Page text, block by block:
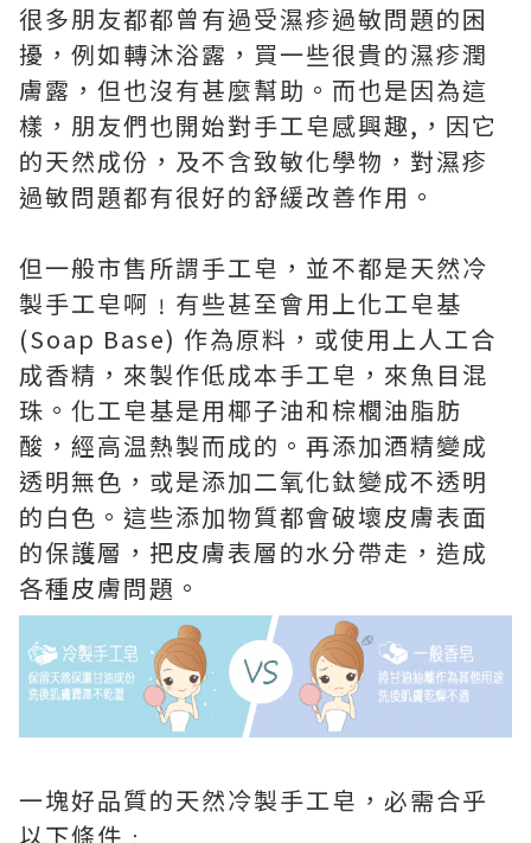
很多朋友都都曾有過受濕疹過敏問題的困
擾，例如轉沐浴露，買一些很貴的濕疹潤
膚露，但也沒有甚麼幫助。而也是因為這
樣，朋友們也開始對手工皂感興趣,，因它
的天然成份，及不含致敏化學物，對濕疹
過敏問題都有很好的舒緩改善作用。
但一般市售所謂手工皂，並不都是天然冷
製手工皂啊﹗有些甚至會用上化工皂基
(Soap Base) 作為原料，或使用上人工合
成香精，來製作低成本手工皂，來魚目混
珠。化工皂基是用椰子油和棕櫚油脂肪
酸，經高温熱製而成的。再添加酒精變成
透明無色，或是添加二氧化鈦變成不透明
的白色。這些添加物質都會破壞皮膚表面
的保護層，把皮膚表層的水分帶走，造成
各種皮膚問題。
一塊好品質的天然冷製手工皂，必需合乎
以下條件﹕